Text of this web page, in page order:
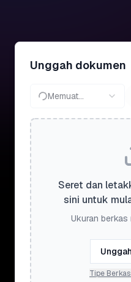
Unggah dokumen
Memuat...
Seret dan
sini untuk
Ukuran berkas
Tipe